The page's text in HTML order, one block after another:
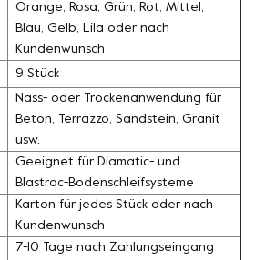
Orange, Rosa, Grün, Rot, Mittel,
Blau, Gelb, Lila oder nach
Kundenwunsch
9 Stück
Nass- oder Trockenanwendung für
Beton, Terrazzo, Sandstein, Granit
usw.
Geeignet für Diamatic- und
Blastrac-Bodenschleifsysteme
Karton für jedes Stück oder nach
Kundenwunsch
7-10 Tage nach Zahlungseingang